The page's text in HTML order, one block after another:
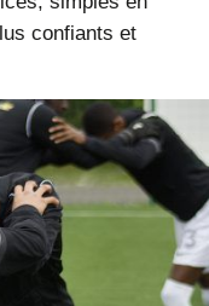
confiants et